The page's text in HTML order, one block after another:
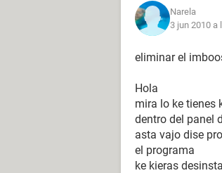
Narela
3 jun 2010 a
eliminar el
Hola
mira lo ke tienes
dentro del panel
asta vajo dise
el programa
ke kieras